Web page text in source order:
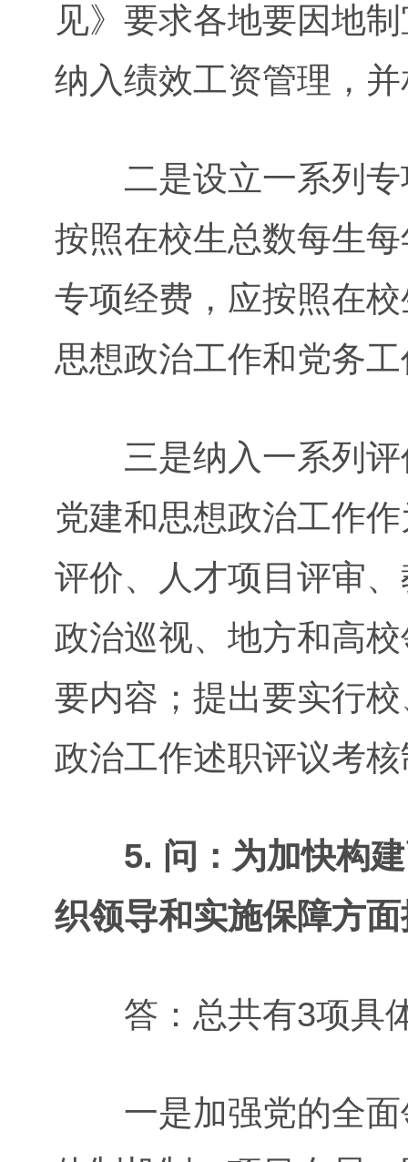
见》要求各地要因地
纳入绩效工资管理，
二是设立一系列专
按照在校生总数每生
专项经费，应按照在
思想政治工作和党务
三是纳入一系列评
党建和思想政治工作
评价、人才项目评审
政治巡视、地方和高
要内容；提出要实行
政治工作述职评议考
5. 问：为加快构
织领导和实施保障方
答：总共有3项具
一是加强党的全面